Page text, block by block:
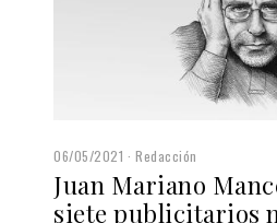
06/05/2021 Redacción
Juan Mariano
siete publicitarios